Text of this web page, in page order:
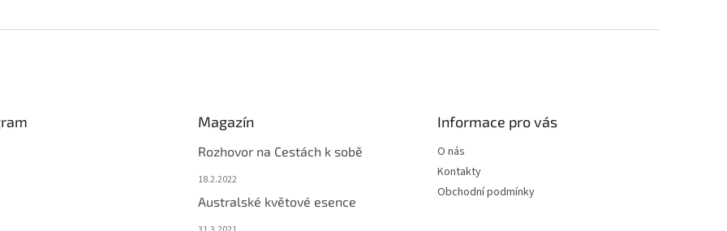
a...
podpořit sílu a harmonii.
pomoci při obnově vašeho...
Magazín
Rozhovor na Cestách k sobě
18.2.2022
Australské květové esence
Informace pro vás
O nás
Kontakty
Obchodní podmínky